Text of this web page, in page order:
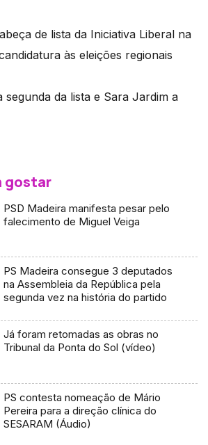
de lista da Iniciativa Liberal na
às eleições regionais
segunda da lista e Sara Jardim a
gostar
PSD Madeira manifesta pesar pelo
falecimento de Miguel Veiga
PS Madeira consegue 3 deputados
na Assembleia da República pela
segunda vez na história do partido
Já foram retomadas as obras no
Tribunal da Ponta do Sol (vídeo)
PS contesta nomeação de Mário
Pereira para a direção clínica do
SESARAM (Áudio)